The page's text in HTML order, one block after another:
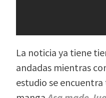
La noticia ya tiene
andadas mientras
estudio se